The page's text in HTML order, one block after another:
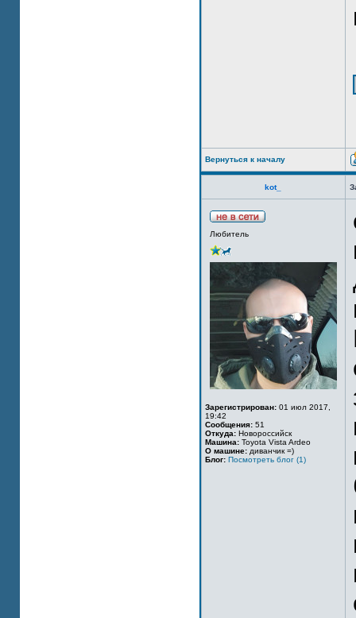
Вернуться к началу
kot_
Любитель
Зарегистрирован: 01 июл 2017,
19:42
Сообщения: 51
Откуда: Новороссийск
Машина: Toyota Vista Ardeo
О машине: диванчик =)
Блог: Посмотреть блог (1)